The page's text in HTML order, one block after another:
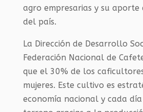
agro empresarias y su aporte
del país.
La Dirección de Desarrollo
Federación Nacional de
que el 30% de los
mujeres. Este cultivo es
economía nacional y cada